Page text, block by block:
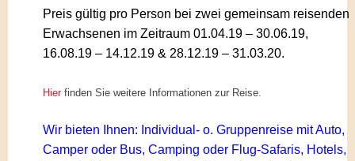
Preis gültig pro Person bei zwei gemeinsam reisenden
Erwachsenen im Zeitraum 01.04.19 – 30.06.19,
16.08.19 – 14.12.19 & 28.12.19 – 31.03.20.
Hierfinden Sie weitere Informationen zur Reise.
Wir bieten Ihnen: Individual- o. Gruppenreise mit Auto,
Camper oder Bus, Camping oder Flug-Safaris, Hotels,